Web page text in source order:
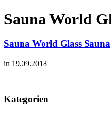
Sauna World
Sauna World Glass Sauna
in 19.09.2018
Kategorien